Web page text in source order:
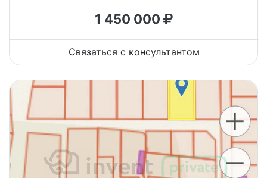
1 450 000
Связаться с консультантом